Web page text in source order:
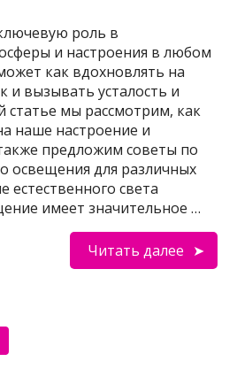
роль в
и настроения в любом
как вдохновлять на
и вызывать усталость и
статье мы рассмотрим, как
наше настроение и
предложим советы по
освещения для различных
света
имеет значительное …
Читать далее